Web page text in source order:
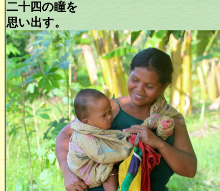
二十四の瞳を
思い出す。